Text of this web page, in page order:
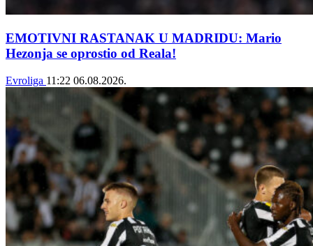
EMOTIVNI RASTANAK U MADRIDU: Mario
Hezonja se oprostio od Reala!
Evroliga 11:22 06.08.2026.